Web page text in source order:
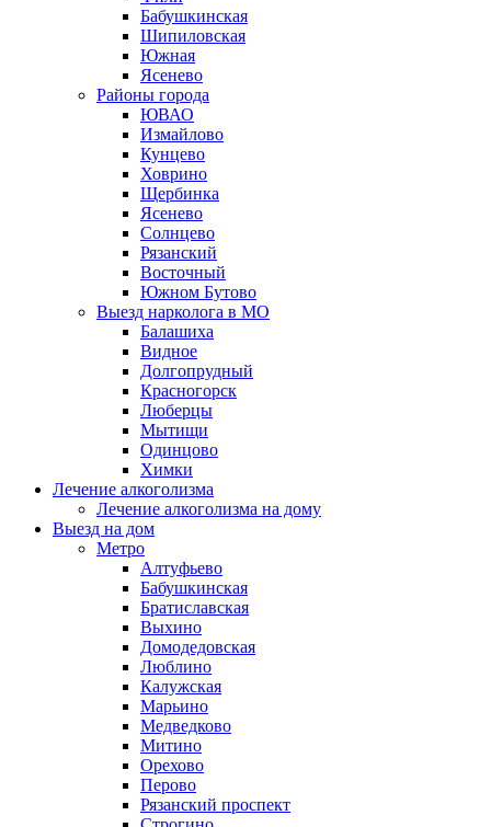
Бабушкинская
Шипиловская
Южная
Ясенево
Районы города
ЮВАО
Измайлово
Кунцево
Ховрино
Щербинка
Ясенево
Солнцево
Рязанский
Восточный
Южном Бутово
Выезд нарколога в МО
Балашиха
Видное
Долгопрудный
Красногорск
Люберцы
Мытищи
Одинцово
Химки
Лечение алкоголизма
Лечение алкоголизма на дому
Выезд на дом
Метро
Алтуфьево
Бабушкинская
Братиславская
Выхино
Домодедовская
Люблино
Калужская
Марьино
Медведково
Митино
Орехово
Перово
Рязанский проспект